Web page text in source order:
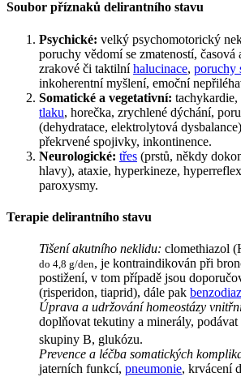
Soubor příznaků delirantního stavu
Psychické: velký psychomotorický
poruchy vědomí se zmateností, časová
zrakové či taktilníhalucinace, poruchy
inkoherentní myšlení, emoční
Somatické a vegetativní:
tlaku, horečka, zrychlené dýchání,
(dehydratace, elektrolytová
překrvené spojivky, inkontinence.
Neurologické: třes (prstů, někdy
hlavy), ataxie, hyperkineze,
paroxysmy.
Terapie delirantního stavu
Tišení akutního neklidu: clomethiazol
do 4,8 g/den, je kontraindikován při
postižení, v tom případě jsou
(risperidon, tiaprid), dále pak
Úprava a udržování homeostázy
doplňovat tekutiny a minerály,
skupiny B, glukózu.
Prevence a léčba somatických
jaterních funkcí, pneumonie, krvácení